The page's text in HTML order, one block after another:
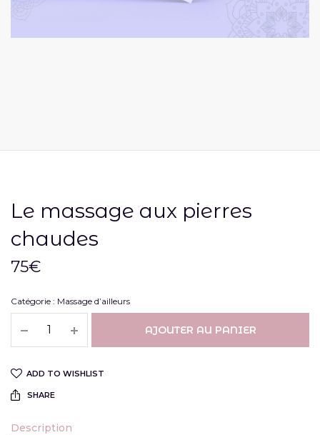
Le massage aux pierres
chaudes
75€
Catégorie : Massage d’ailleurs
AJOUTER AU PANIER
ADD TO WISHLIST
SHARE
Description